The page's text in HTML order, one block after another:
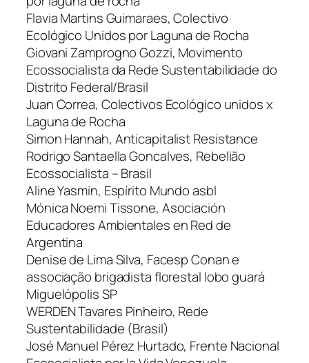
Flavia Martins Guimaraes, Colectivo
Ecológico Unidos por Laguna de Rocha
Giovani Zamprogno Gozzi, Movimento
Ecossocialista da Rede Sustentabilidade do
Distrito Federal/Brasil
Juan Correa, Colectivos Ecológico unidos x
Laguna de Rocha
Simon Hannah, Anticapitalist Resistance
Rodrigo Santaella Goncalves, Rebelião
Ecossocialista – Brasil
Aline Yasmin, Espírito Mundo asbl
Mónica Noemi Tissone, Asociación
Educadores Ambientales en Red de
Argentina
Denise de Lima Silva, Facesp Conan e
associação brigadista florestal lobo guará
Miguelópolis SP
WERDEN Tavares Pinheiro, Rede
Sustentabilidade (Brasil)
José Manuel Pérez Hurtado, Frente Nacional